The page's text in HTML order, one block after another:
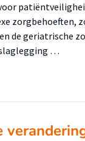
zorgbehoeften,
de geriatrische
…